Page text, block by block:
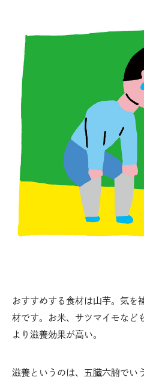
おすすめする食材は山芋。気を
材です。お米、サツマイモなど
より滋養効果が高い。
滋養というのは、五臓六腑でい